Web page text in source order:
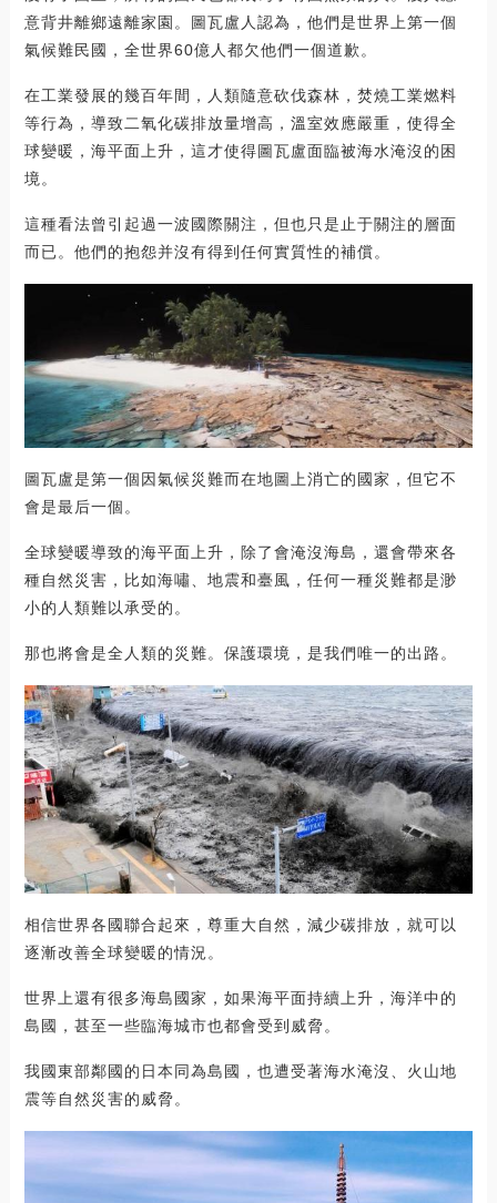
意背井離鄉遠離家園。圖瓦盧人認為，他們是世界上第一個
氣候難民國，全世界60億人都欠他們一個道歉。
在工業發展的幾百年間，人類隨意砍伐森林，焚燒工業燃料
等行為，導致二氧化碳排放量增高，溫室效應嚴重，使得全
球變暖，海平面上升，這才使得圖瓦盧面臨被海水淹沒的困
境。
這種看法曾引起過一波國際關注，但也只是止于關注的層面
而已。他們的抱怨并沒有得到任何實質性的補償。
圖瓦盧是第一個因氣候災難而在地圖上消亡的國家，但它不
會是最后一個。
全球變暖導致的海平面上升，除了會淹沒海島，還會帶來各
種自然災害，比如海嘯、地震和臺風，任何一種災難都是渺
小的人類難以承受的。
那也將會是全人類的災難。保護環境，是我們唯一的出路。
相信世界各國聯合起來，尊重大自然，減少碳排放，就可以
逐漸改善全球變暖的情況。
世界上還有很多海島國家，如果海平面持續上升，海洋中的
島國，甚至一些臨海城市也都會受到威脅。
我國東部鄰國的日本同為島國，也遭受著海水淹沒、火山地
震等自然災害的威脅。